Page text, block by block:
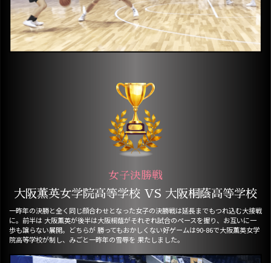
女子決勝戦
大阪薫英女学院高等学校 VS 大阪桐蔭高等学校
一昨年の決勝と全く同じ顔合わせとなった女子の決勝戦は延長までもつれ込む大接戦
に。前半は 大阪薫英が後半は大阪桐蔭がそれぞれ試合のペースを握り、お互いに一
歩も譲らない展開。どちらが 勝ってもおかしくない好ゲームは90-86で大阪薫英女学
院高等学校が制し、みごと一昨年の雪辱を 果たしました。